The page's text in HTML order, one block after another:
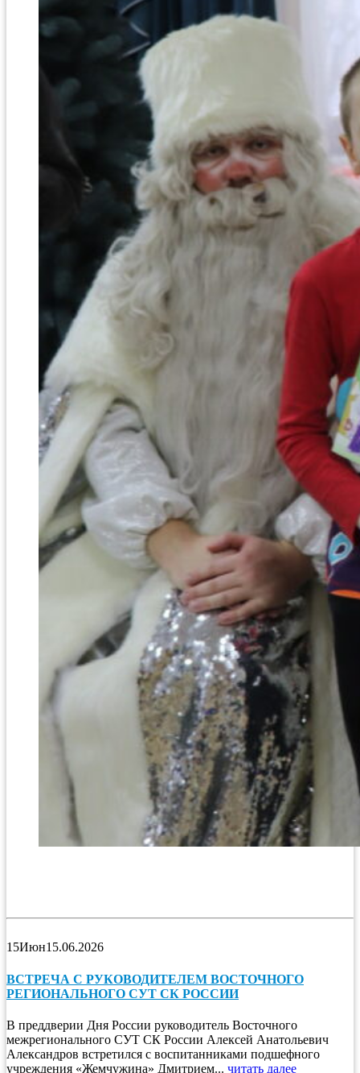
15Июн15.06.2026
ВСТРЕЧА С РУКОВОДИТЕЛЕМ ВОСТОЧНОГО
РЕГИОНАЛЬНОГО СУТ СК РОССИИ
В преддверии Дня России руководитель Восточного
межрегионального СУТ СК России Алексей Анатольевич
Александров встретился с воспитанниками подшефного
учреждения «Жемчужина» Дмитрием... читать далее